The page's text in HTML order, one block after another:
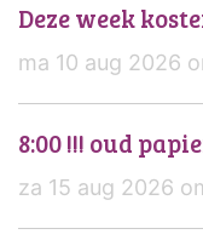
Deze week
ma 10 aug 2026
8:00 !!! oud
za 15 aug 2026